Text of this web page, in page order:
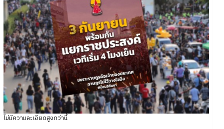
ไม่มีความละเอียดสูงกว่านี้